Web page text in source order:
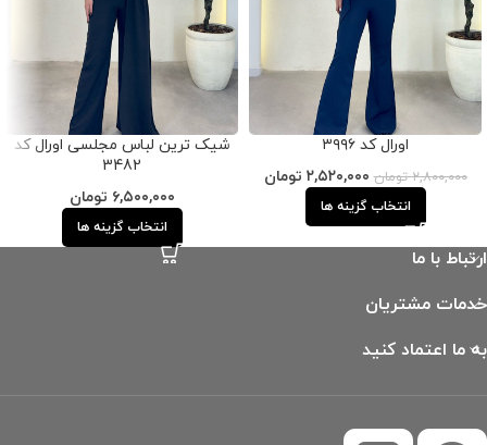
اورال کد ۳۹۹۶
۲,۸۰۰,۰۰۰ تومان ۲,۵۲۰,۰۰۰ تومان
انتخاب گزینه ها
شیک ترین لباس مجلسی اورال کد
3482
۶,۵۰۰,۰۰۰ تومان
انتخاب گزینه ها
ارتباط با ما
خدمات مشتریان
به ما اعتماد کنید